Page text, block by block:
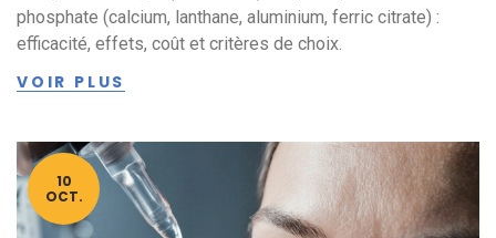
phosphate (calcium, lanthane, aluminium, ferric citrate) :
efficacité, effets, coût et critères de choix.
VOIR PLUS
10
OCT.